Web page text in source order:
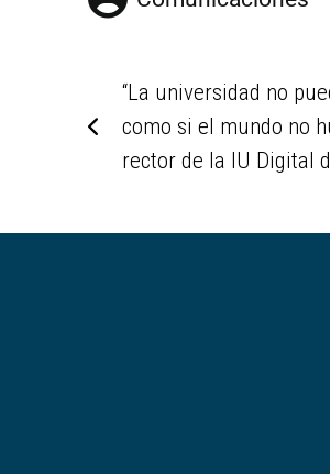
“La universidad no
como si el mundo no
rector de la IU Digital